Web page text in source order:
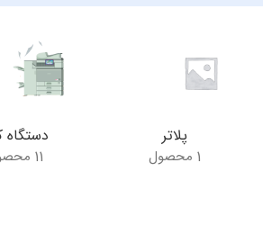
پلاتر
1 محصول
دستگاه
11 محصول